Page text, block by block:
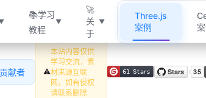
📚学习
教程
▼
🚀
关
于
▼
Three.js
案例
・Three.js・Cesium
献者 ⚠️
本站内容仅供
学习交流，素
材来源互联
网，如有侵权
请联系删除